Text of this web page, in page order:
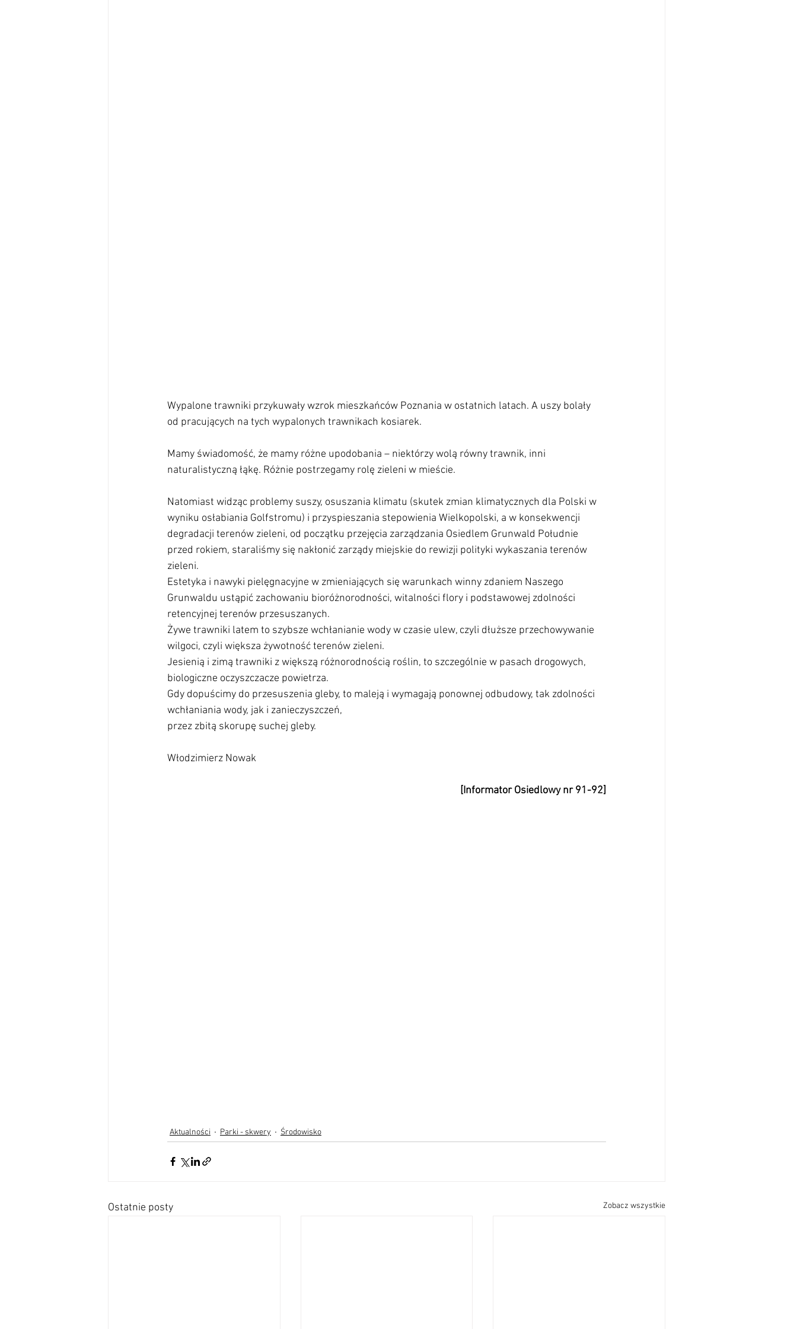
Wypalone trawniki przykuwały wzrok mieszkańców Poznania w ostatnich latach. A uszy bolały
od pracujących na tych wypalonych trawnikach kosiarek.
Mamy świadomość, że mamy różne upodobania – niektórzy wolą równy trawnik, inni
naturalistyczną łąkę. Różnie postrzegamy rolę zieleni w mieście.
Natomiast widząc problemy suszy, osuszania klimatu (skutek zmian klimatycznych dla Polski w
wyniku osłabiania Golfstromu) i przyspieszania stepowienia Wielkopolski, a w konsekwencji
degradacji terenów zieleni, od początku przejęcia zarządzania Osiedlem Grunwald Południe
przed rokiem, staraliśmy się nakłonić zarządy miejskie do rewizji polityki wykaszania terenów
zieleni.
Estetyka i nawyki pielęgnacyjne w zmieniających się warunkach winny zdaniem Naszego
Grunwaldu ustąpić zachowaniu bioróżnorodności, witalności flory i podstawowej zdolności
retencyjnej terenów przesuszanych.
Żywe trawniki latem to szybsze wchłanianie wody w czasie ulew, czyli dłuższe przechowywanie
wilgoci, czyli większa żywotność terenów zieleni.
Jesienią i zimą trawniki z większą różnorodnością roślin, to szczególnie w pasach drogowych,
biologiczne oczyszczacze powietrza.
Gdy dopuścimy do przesuszenia gleby, to maleją i wymagają ponownej odbudowy, tak zdolności
wchłaniania wody, jak i zanieczyszczeń,
przez zbitą skorupę suchej gleby.
Włodzimierz Nowak
[Informator Osiedlowy nr 91-92]
Aktualności Parki - skwery Środowisko
Ostatnie posty Zobacz wszystkie